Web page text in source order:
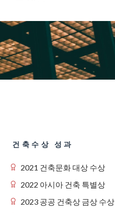
건축수상 성과
2021 건축문화 대상 수상
2022 아시아 건축 특별상
2023 공공 건축상 금상 수상